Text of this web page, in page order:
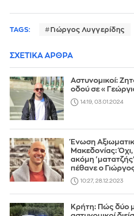
TAGS: Γιώργος Λυγγερίδης
ΣΧΕΤΙΚΑ ΑΡΘΡΑ
Αστυνομικοί:
οδού σε
14:19, 03.01.2024
Ένωση
Μακεδονίας:
ακόμη 'ματατζής'
πέθανε ο
10:27, 28.12.2023
Κρήτη: Πώς δύο